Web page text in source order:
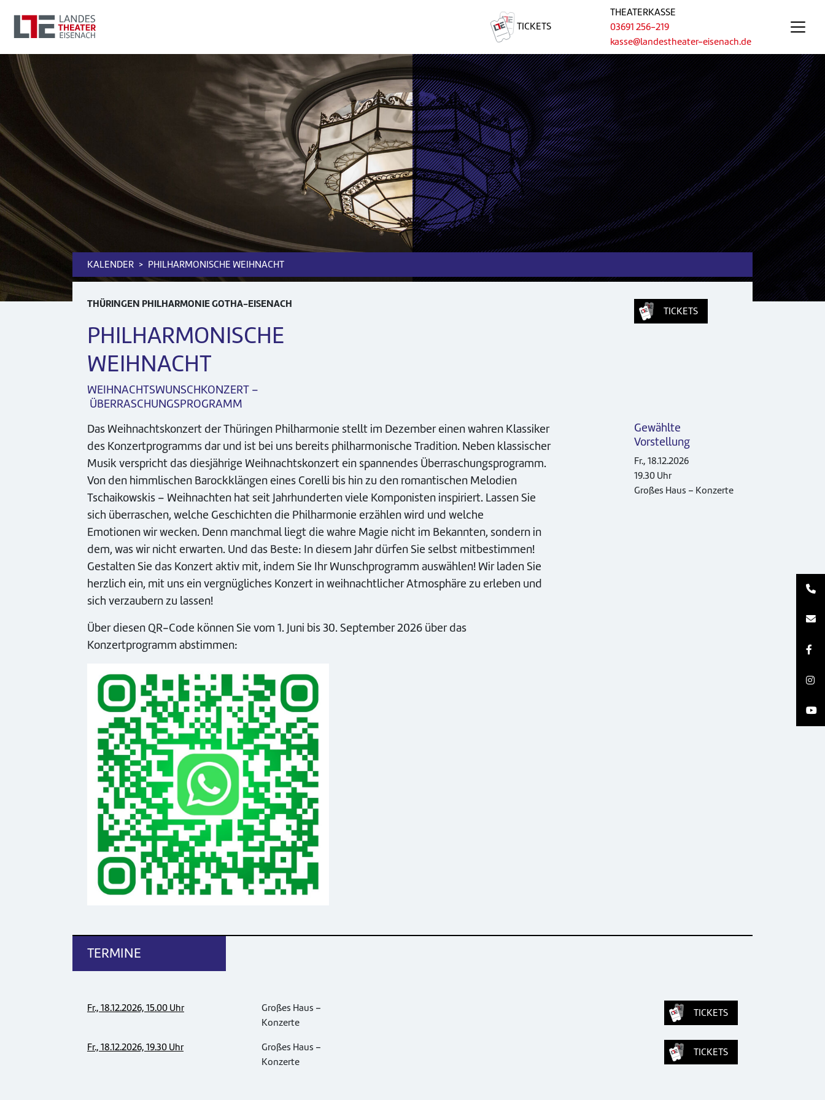
TICKETS
THEATERKASSE
03691 256-219
kasse@landestheater-eisenach.de
KALENDER PHILHARMONISCHE WEIHNACHT
THÜRINGEN PHILHARMONIE GOTHA-EISENACH
PHILHARMONISCHE
WEIHNACHT
WEIHNACHTSWUNSCHKONZERT –
ÜBERRASCHUNGSPROGRAMM
TICKETS
Das Weihnachtskonzert der Thüringen Philharmonie stellt im Dezember einen wahren Klassiker
des Konzertprogramms dar und ist bei uns bereits philharmonische Tradition. Neben klassischer
Musik verspricht das diesjährige Weihnachtskonzert ein spannendes Überraschungsprogramm.
Von den himmlischen Barockklängen eines Corelli bis hin zu den romantischen Melodien
Tschaikowskis – Weihnachten hat seit Jahrhunderten viele Komponisten inspiriert. Lassen Sie
sich überraschen, welche Geschichten die Philharmonie erzählen wird und welche
Emotionen wir wecken. Denn manchmal liegt die wahre Magie nicht im Bekannten, sondern in
dem, was wir nicht erwarten. Und das Beste: In diesem Jahr dürfen Sie selbst mitbestimmen!
Gestalten Sie das Konzert aktiv mit, indem Sie Ihr Wunschprogramm auswählen! Wir laden Sie
herzlich ein, mit uns ein vergnügliches Konzert in weihnachtlicher Atmosphäre zu erleben und
sich verzaubern zu lassen!
Über diesen QR-Code können Sie vom 1. Juni bis 30. September 2026 über das
Konzertprogramm abstimmen:
Gewählte
Vorstellung
Fr., 18.12.2026
19.30 Uhr
Großes Haus – Konzerte
TERMINE
Fr., 18.12.2026, 15.00 Uhr
Großes Haus –
Konzerte
TICKETS
Fr., 18.12.2026, 19.30 Uhr
Großes Haus –
Konzerte
TICKETS